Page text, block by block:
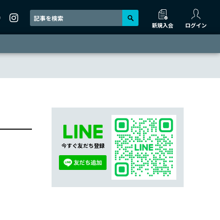
新規入会 ログイン
今すぐ友だち登録